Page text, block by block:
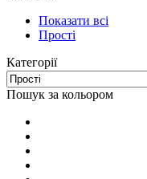
Показати всі
Прості
Категорії
Пошук за кольором